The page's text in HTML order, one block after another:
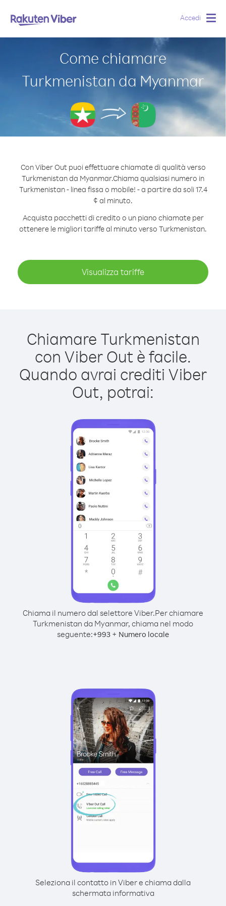
Accedi
Come chiamare
Turkmenistan da Myanmar
Con Viber Out puoi effettuare chiamate di qualità verso
Turkmenistan da Myanmar.Chiama qualsiasi numero in
Turkmenistan - linea fissa o mobile! - a partire da soli 17.4
¢ al minuto.
Acquista pacchetti di credito o un piano chiamate per
ottenere le migliori tariffe al minuto verso Turkmenistan.
Visualizza tariffe
Chiamare Turkmenistan
con Viber Out è facile.
Quando avrai crediti Viber
Out, potrai:
Chiama il numero dal selettore Viber.Per chiamare
Turkmenistan da Myanmar, chiama nel modo
seguente:+993 + Numero locale
Seleziona il contatto in Viber e chiama dalla
schermata informativa